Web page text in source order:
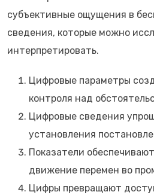
субъективные ощущения в
сведения, которые можно
интерпретировать.
Цифровые параметры
контроля над
Цифровые сведения
установления
Показатели
движение перемен во
Цифры превращают